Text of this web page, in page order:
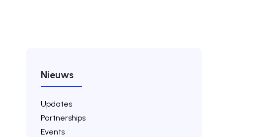
Nieuws
Updates
Partnerships
Events